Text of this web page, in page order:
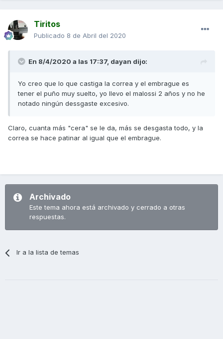
Tiritos
Publicado 8 de Abril del 2020
En 8/4/2020 a las 17:37, dayan dijo:
Yo creo que lo que castiga la correa y el embrague es
tener el puño muy suelto, yo llevo el malossi 2 años y no he
notado ningún dessgaste excesivo.
Claro, cuanta más "cera" se le da, más se desgasta todo, y la
correa se hace patinar al igual que el embrague.
Archivado
Este tema ahora está archivado y cerrado a otras
respuestas.
Ir a la lista de temas